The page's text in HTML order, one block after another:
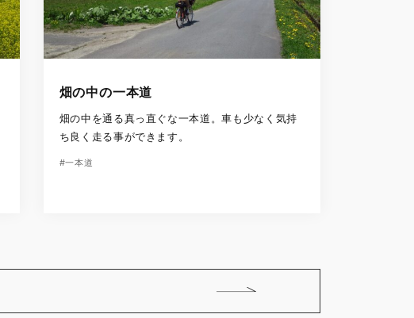
畑の中の一本道
畑の中を通る真っ直ぐな一本道。車も少なく気持
ち良く走る事ができます。
#一本道